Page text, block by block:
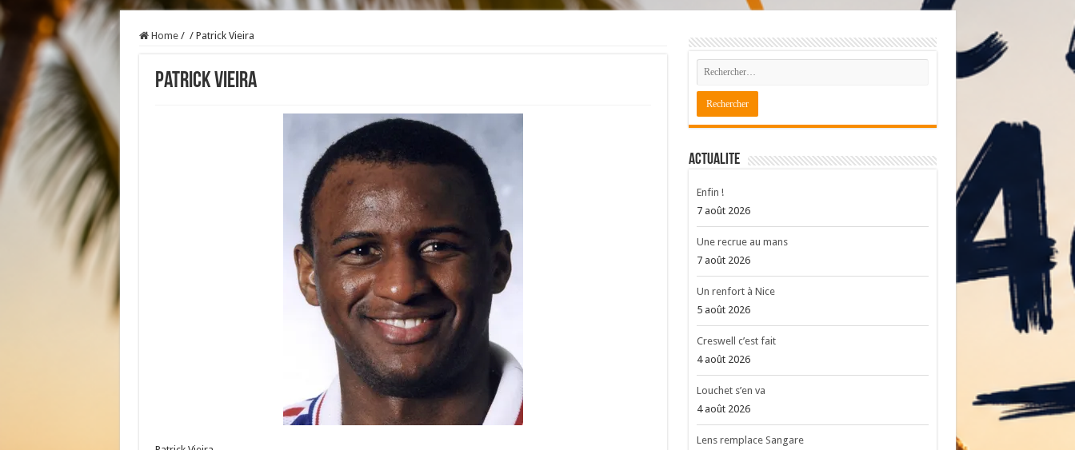
Home / / Patrick Vieira
Patrick Vieira
ACTUALITE
Enfin !
7 août 2026
Une recrue au mans
7 août 2026
Un renfort à Nice
5 août 2026
Creswell c’est fait
4 août 2026
Louchet s’en va
4 août 2026
Lens remplace Sangare